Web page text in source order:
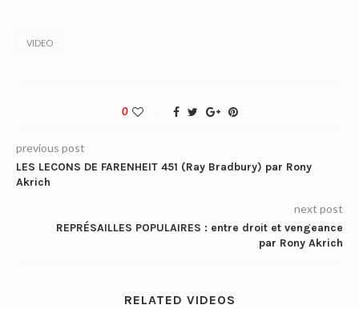
VIDEO
0
previous post
LES LECONS DE FARENHEIT 451 (Ray Bradbury) par Rony
Akrich
next post
REPRÉSAILLES POPULAIRES : entre droit et vengeance
par Rony Akrich
RELATED VIDEOS